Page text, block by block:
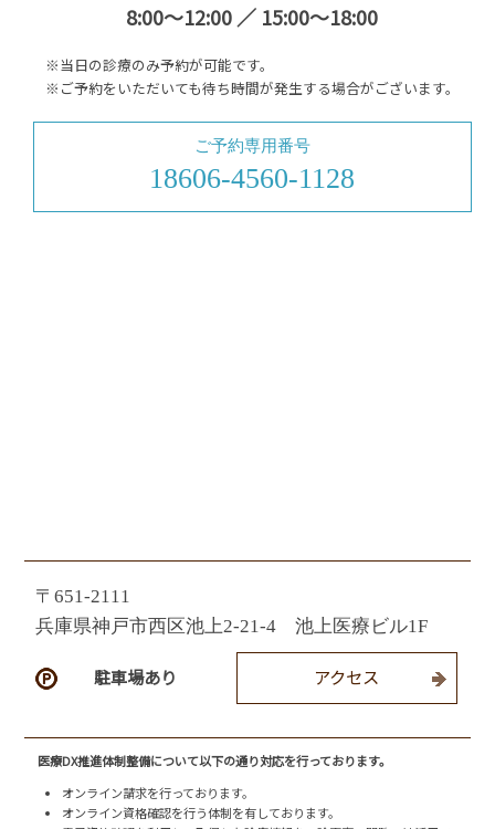
8:00～12:00 ／ 15:00～18:00
※当日の診療のみ予約が可能です。
※ご予約をいただいても待ち時間が発生する場合がございます。
ご予約専用番号
18606-4560-1128
〒651-2111
兵庫県神戸市西区池上2-21-4 池上医療ビル1F
駐車場あり アクセス
医療DX推進体制整備について以下の通り対応を行っております。
オンライン請求を行っております。
オンライン資格確認を行う体制を有しております。